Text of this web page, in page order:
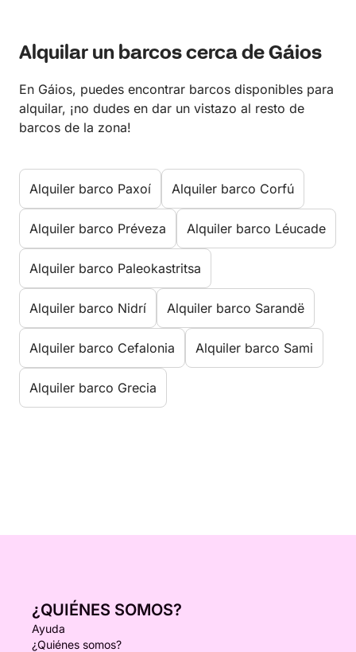
Alquilar un barcos cerca de Gáios
En Gáios, puedes encontrar barcos disponibles para
alquilar, ¡no dudes en dar un vistazo al resto de
barcos de la zona!
Alquiler barco Paxoí Alquiler barco Corfú
Alquiler barco Préveza Alquiler barco Léucade
Alquiler barco Paleokastritsa
Alquiler barco Nidrí Alquiler barco Sarandë
Alquiler barco Cefalonia Alquiler barco Sami
Alquiler barco Grecia
¿QUIÉNES SOMOS?
Ayuda
¿Quiénes somos?